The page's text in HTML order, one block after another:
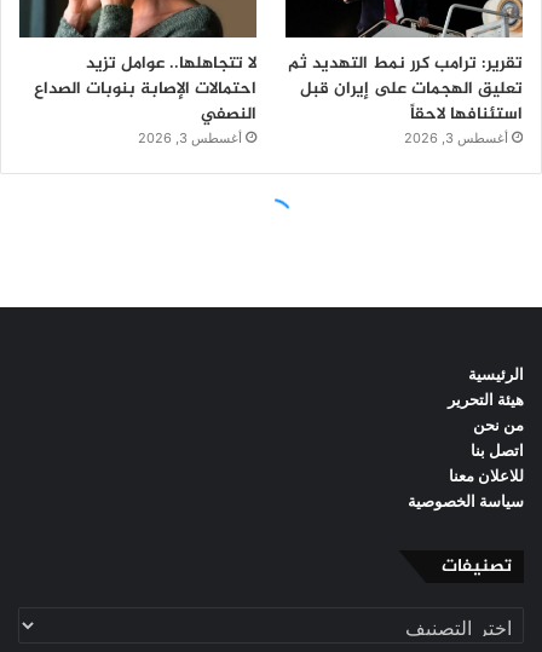
الرئيسية
هيئة التحرير
من نحن
اتصل بنا
للاعلان معنا
سياسة الخصوصية
تصنيفات
تصنيفات